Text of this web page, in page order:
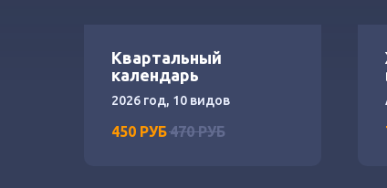
Квартальный
календарь
2026 год, 10 видов
450 РУБ470 РУБ